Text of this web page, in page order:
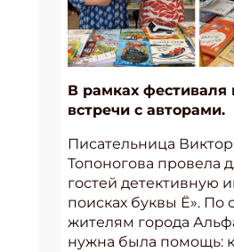
В рамках
встречи с авторами.
Писательница
Топоногова провела
гостей детективную
поисках буквы Ё». По
жителям города
нужна была помощь: